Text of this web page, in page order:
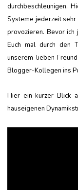
durchbeschleunigen.
Systeme jederzeit
provozieren. Bevor ich
Euch mal durch den
unserem lieben
Blogger-Kollegen ins
Hier ein kurzer Blick
hauseigenen